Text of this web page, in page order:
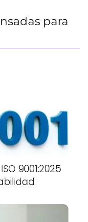
para
9001:2025